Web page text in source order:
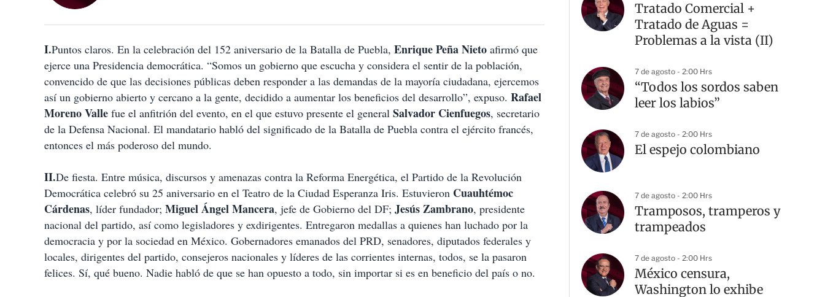
e
c
m
a
r
t
r
I.Puntos claros. En la celebración del 152 aniversario de la Batalla de Puebla, Enrique Peña Nieto afirmó que
ejerce una Presidencia democrática. “Somos un gobierno que escucha y considera el sentir de la población,
convencido de que las decisiones públicas deben responder a las demandas de la mayoría ciudadana, ejercemos
así un gobierno abierto y cercano a la gente, decidido a aumentar los beneficios del desarrollo”, expuso. Rafael
MorenoValle fue el anfitrión del evento, en el que estuvo presente el general Salvador Cienfuegos, secretario
de la Defensa Nacional. El mandatario habló del significado de la Batalla de Puebla contra el ejército francés,
entonces el más poderoso del mundo.
II.De fiesta. Entre música, discursos y amenazas contra la Reforma Energética, el Partido de la Revolución
Democrática celebró su 25 aniversario en el Teatro de la Ciudad Esperanza Iris. Estuvieron Cuauhtémoc
Cárdenas, líder fundador; MiguelÁngelMancera, jefe de Gobierno del DF; JesúsZambrano, presidente
nacional del partido, así como legisladores y exdirigentes. Entregaron medallas a quienes han luchado por la
democracia y por la sociedad en México. Gobernadores emanados del PRD, senadores, diputados federales y
locales, dirigentes del partido, consejeros nacionales y líderes de las corrientes internas, todos, se la pasaron
felices. Sí, qué bueno. Nadie habló de que se han opuesto a todo, sin importar si es en beneficio del país o no.
Tratado Comercial +
Tratado de Aguas =
Problemas a la vista (II)
7 de agosto - 2:00 Hrs
“Todos los sordos saben
leer los labios”
7 de agosto - 2:00 Hrs
El espejo colombiano
7 de agosto - 2:00 Hrs
Tramposos, tramperos y
trampeados
7 de agosto - 2:00 Hrs
México censura,
Washington lo exhibe